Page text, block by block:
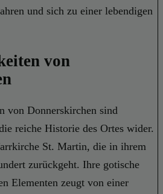
und sich zu einer lebendigen
von
von Donnerskirchen sind
reiche Historie des Ortes wider.
St. Martin, die in ihrem
zurückgeht. Ihre gotische
Elementen zeugt von einer